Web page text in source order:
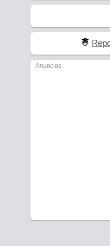
Anuncios